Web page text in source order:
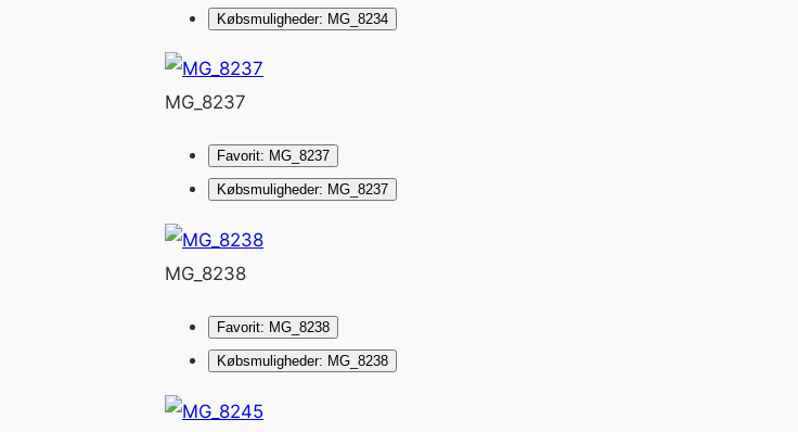
Købsmuligheder: MG_8234
MG_8237
Favorit: MG_8237
Købsmuligheder: MG_8237
MG_8238
Favorit: MG_8238
Købsmuligheder: MG_8238